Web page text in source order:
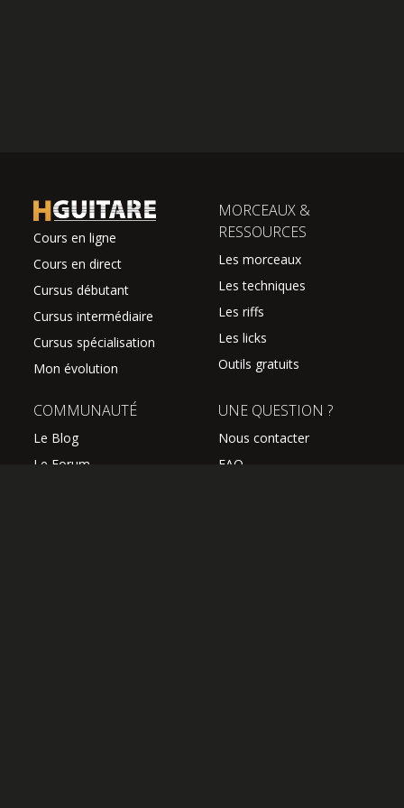
Cours en ligne
Cours en direct
Cursus débutant
Cursus intermédiaire
Cursus spécialisation
Mon évolution
MORCEAUX &
RESSOURCES
Les morceaux
Les techniques
Les riffs
Les licks
Outils gratuits
COMMUNAUTÉ
Le Blog
Le Forum
UNE QUESTION ?
Nous contacter
FAQ